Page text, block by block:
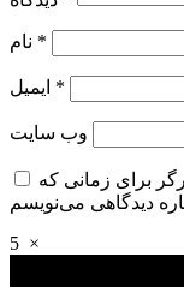
*
*
وب‌ سایت
برای زمانی که
5 ×